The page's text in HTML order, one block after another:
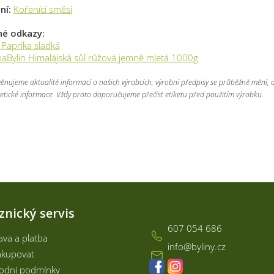
Kořenící směsi
odkazy:
sladká
Himalájská sůl růžová jemně mletá 1000g
aktualitě informací o našich výrobcích, výrobní předpisy se průběžně
informace. Vždy proto doporučujeme přečíst etiketu před použitím výrobku.
servis
a platba
podmínky
info@byliny.cz
607 054 686